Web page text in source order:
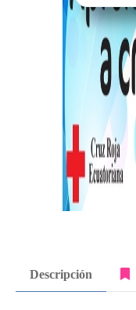
Descripción